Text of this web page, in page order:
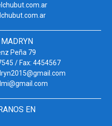
Peña 79
/ Fax: 4454567
EN